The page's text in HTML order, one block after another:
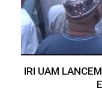
IRI UAM